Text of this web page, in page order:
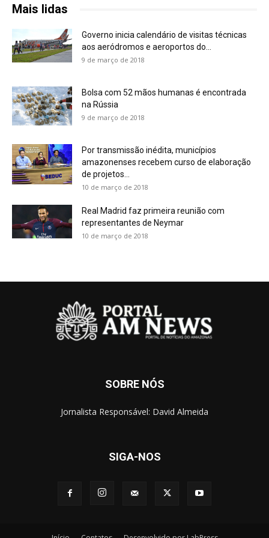
Mais lidas
Governo inicia calendário de visitas técnicas
aos aeródromos e aeroportos do...
9 de março de 2018
Bolsa com 52 mãos humanas é encontrada
na Rússia
9 de março de 2018
Por transmissão inédita, municípios
amazonenses recebem curso de elaboração
de projetos...
10 de março de 2018
Real Madrid faz primeira reunião com
representantes de Neymar
10 de março de 2018
SOBRE NÓS
Jornalista Responsável: David Almeida
SIGA-NOS